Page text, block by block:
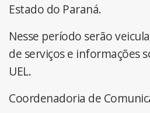
Estado do Paraná.
Nesse período serão
de serviços e informações
UEL.
Coordenadoria de